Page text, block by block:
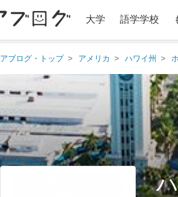
大学 語学学校
アブログ・トップ アメリカ ハワイ州